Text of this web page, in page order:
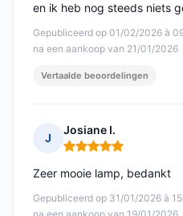
Gepubliceerd op 01/02/2026 à
na een aankoop van 21/01/2026
en ik heb nog steeds niets
Vertaalde beoordelingen
J
Josiane I.
Opmerking: 5 van 5
Gepubliceerd op 31/01/2026 à
Zeer mooie lamp, bedankt